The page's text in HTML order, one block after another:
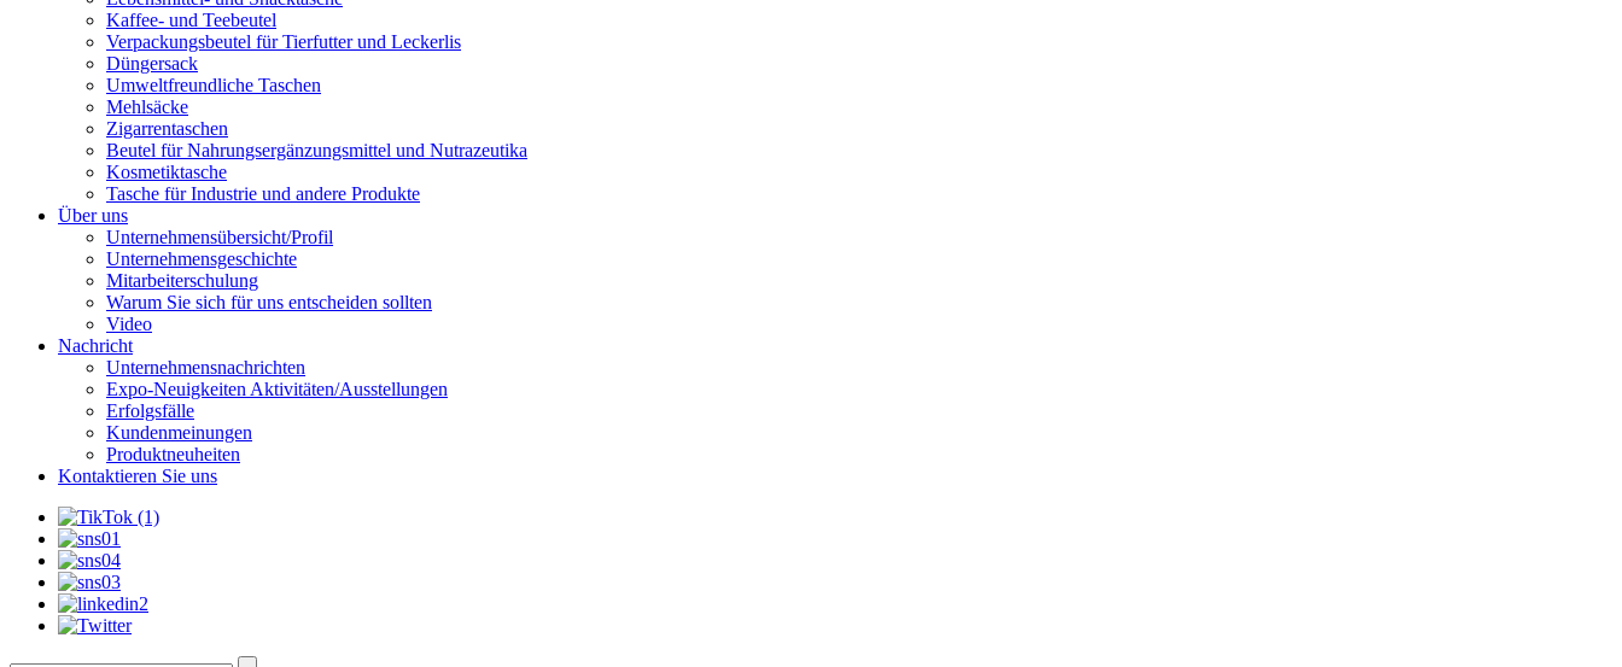
Kaffee- und Teebeutel
Verpackungsbeutel für Tierfutter und Leckerlis
Düngersack
Umweltfreundliche Taschen
Mehlsäcke
Zigarrentaschen
Beutel für Nahrungsergänzungsmittel und Nutrazeutika
Kosmetiktasche
Tasche für Industrie und andere Produkte
Über uns
Unternehmensübersicht/Profil
Unternehmensgeschichte
Mitarbeiterschulung
Warum Sie sich für uns entscheiden sollten
Video
Nachricht
Unternehmensnachrichten
Expo-Neuigkeiten Aktivitäten/Ausstellungen
Erfolgsfälle
Kundenmeinungen
Produktneuheiten
Kontaktieren Sie uns